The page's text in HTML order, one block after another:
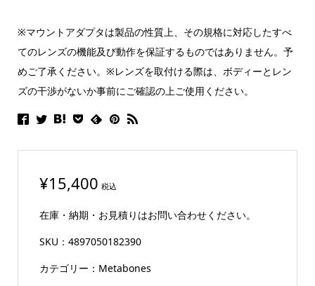
※マウントアダプタは製品の性質上、その規格に対応したすべ
てのレンズの機能及び動作を保証するものではありません。予
めご了承ください。※レンズを取付ける際は、ボディーとレン
ズの干渉がないか事前にご確認の上ご使用ください。
¥15,400 税込
在庫・納期・お見積りはお問い合わせください。
SKU： 4897050182390
カテゴリー： Metabones